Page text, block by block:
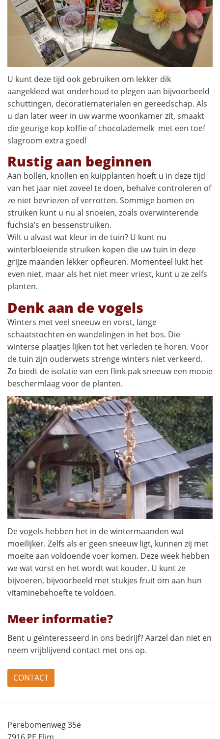
U kunt deze tijd ook gebruiken om lekker dik
aangekleed wat onderhoud te plegen aan bijvoorbeeld
schuttingen, decoratiematerialen en gereedschap. Als
u dan later weer in uw warme woonkamer zit, smaakt
die geurige kop koffie of chocolademelk met een toef
slagroom extra goed!
Rustig aan beginnen
Aan bollen, knollen en kuipplanten hoeft u in deze tijd
van het jaar niet zoveel te doen, behalve controleren of
ze niet bevriezen of verrotten. Sommige bomen en
struiken kunt u nu al snoeien, zoals overwinterende
fuchsia’s en bessenstruiken.
Wilt u alvast wat kleur in de tuin? U kunt nu
winterbloeiende struiken kopen die uw tuin in deze
grijze maanden lekker opfleuren. Momenteel lukt het
even niet, maar als het niet meer vriest, kunt u ze zelfs
planten.
Denk aan de vogels
Winters met veel sneeuw en vorst, lange
schaatstochten en wandelingen in het bos. Die
winterse plaatjes lijken tot het verleden te horen. Voor
de tuin zijn ouderwets strenge winters niet verkeerd.
Zo biedt de isolatie van een flink pak sneeuw een mooie
beschermlaag voor de planten.
De vogels hebben het in de wintermaanden wat
moeilijker. Zelfs als er geen sneeuw ligt, kunnen zij met
moeite aan voldoende voer komen. Deze week hebben
we wat vorst en het wordt wat kouder. U kunt ze
bijvoeren, bijvoorbeeld met stukjes fruit om aan hun
vitaminebehoefte te voldoen.
Meer informatie?
Bent u geïnteresseerd in ons bedrijf? Aarzel dan niet en
neem vrijblijvend contact met ons op.
CONTACT
Perebomenweg 35e